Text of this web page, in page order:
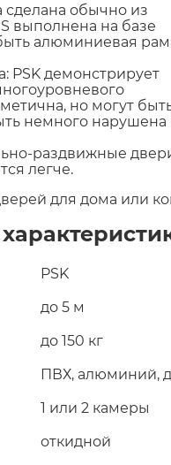
сделана обычно из
выполнена на базе
алюминиевая
PSK демонстрирует
но могут
немного нарушена
раздвижные
легче.
для дома или
PSK
до 5 м
до 150 кг
ПВХ, алюминий,
1 или 2 камеры
откидной